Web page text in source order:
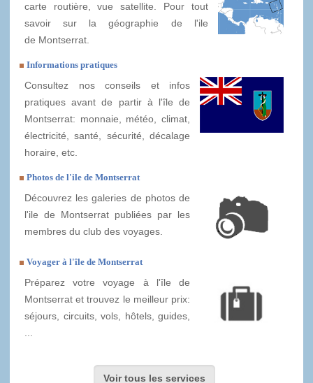
carte routière, vue satellite. Pour tout
savoir sur la géographie de l'ile
de Montserrat.
Informations pratiques
Consultez nos conseils et infos
pratiques avant de partir à l'île de
Montserrat: monnaie, météo, climat,
électricité, santé, sécurité, décalage
horaire, etc.
Photos de l'ile de Montserrat
Découvrez les galeries de photos de
l'ile de Montserrat publiées par les
membres du club des voyages.
Voyager à l'île de Montserrat
Préparez votre voyage à l'île de
Montserrat et trouvez le meilleur prix:
séjours, circuits, vols, hôtels, guides,
...
Voir tous les services